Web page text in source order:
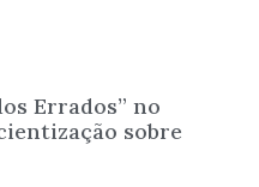
Errados” no
sobre